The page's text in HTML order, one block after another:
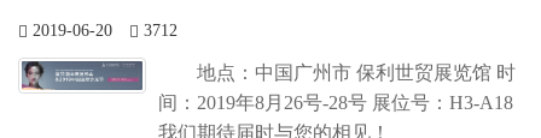
2019-06-20 3712
地点：中国广州市 保利世贸展览馆 时
间：2019年8月26号-28号 展位号：H3-A18
我们期待届时与您的相见！